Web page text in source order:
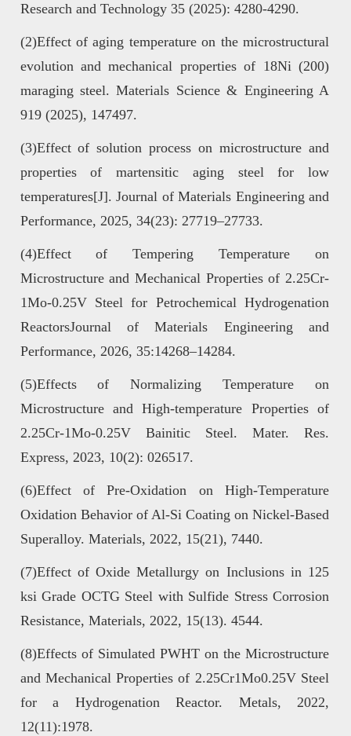
Research and Technology 35 (2025): 4280-4290.
(2)Effect of aging temperature on the microstructural
evolution and mechanical properties of 18Ni (200)
maraging steel. Materials Science & Engineering A
919 (2025), 147497.
(3)Effect of solution process on microstructure and
properties of martensitic aging steel for low
temperatures[J]. Journal of Materials Engineering and
Performance, 2025, 34(23): 27719–27733.
(4)Effect of Tempering Temperature on
Microstructure and Mechanical Properties of 2.25Cr-
1Mo-0.25V Steel for Petrochemical Hydrogenation
ReactorsJournal of Materials Engineering and
Performance, 2026, 35:14268–14284.
(5)Effects of Normalizing Temperature on
Microstructure and High-temperature Properties of
2.25Cr-1Mo-0.25V Bainitic Steel. Mater. Res.
Express, 2023, 10(2): 026517.
(6)Effect of Pre-Oxidation on High-Temperature
Oxidation Behavior of Al-Si Coating on Nickel-Based
Superalloy. Materials, 2022, 15(21), 7440.
(7)Effect of Oxide Metallurgy on Inclusions in 125
ksi Grade OCTG Steel with Sulfide Stress Corrosion
Resistance, Materials, 2022, 15(13). 4544.
(8)Effects of Simulated PWHT on the Microstructure
and Mechanical Properties of 2.25Cr1Mo0.25V Steel
for a Hydrogenation Reactor. Metals, 2022,
12(11):1978.